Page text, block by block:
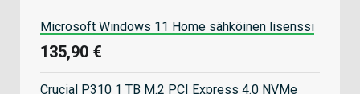
Microsoft Windows 11 Home sähköinen lisenssi
135,90 €
Crucial P310 1 TB M.2 PCI Express 4.0 NVMe